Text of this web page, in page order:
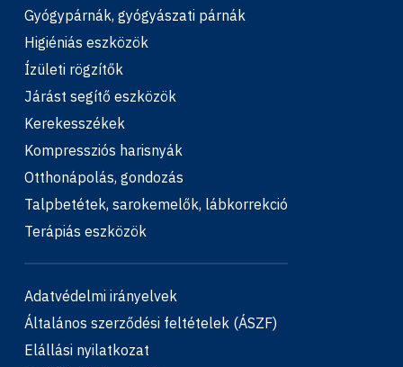
Gyógypárnák, gyógyászati párnák
Higiéniás eszközök
Ízületi rögzítők
Járást segítő eszközök
Kerekesszékek
Kompressziós harisnyák
Otthonápolás, gondozás
Talpbetétek, sarokemelők, lábkorrekció
Terápiás eszközök
Adatvédelmi irányelvek
Általános szerződési feltételek (ÁSZF)
Elállási nyilatkozat